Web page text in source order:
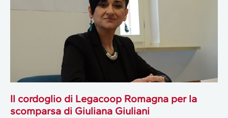
Il cordoglio di Legacoop Romagna per la
scomparsa di Giuliana Giuliani